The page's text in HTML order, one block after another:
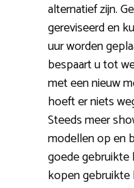
alternatief zijn.
gereviseerd en
uur worden
bespaart u tot
met een nieuw
hoeft er niets
Steeds meer
modellen op en
goede gebruikte
kopen gebruikte